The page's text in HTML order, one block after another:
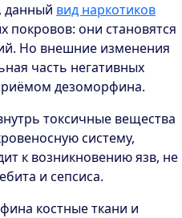
данный вид наркотиков
покровов: они становятся
Но внешние изменения
часть негативных
дезоморфина.
токсичные вещества
систему,
к возникновению язв, не
и сепсиса.
костные ткани и